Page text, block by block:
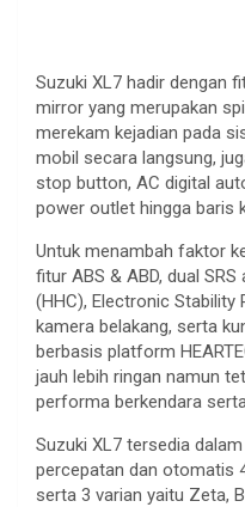
Suzuki XL7 hadir dengan
mirror yang merupakan
merekam kejadian pada
mobil secara langsung,
stop button, AC digital
power outlet hingga baris
Untuk menambah faktor
fitur ABS & ABD, dual
(HHC), Electronic Stability
kamera belakang, serta
berbasis platform
jauh lebih ringan namun
performa berkendara
Suzuki XL7 tersedia
percepatan dan otomatis
serta 3 varian yaitu Zeta,